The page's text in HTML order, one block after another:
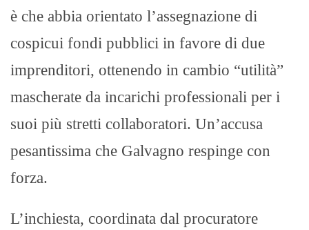
è che abbia orientato l’assegnazione di
cospicui fondi pubblici in favore di due
imprenditori, ottenendo in cambio “utilità”
mascherate da incarichi professionali per i
suoi più stretti collaboratori. Un’accusa
pesantissima che Galvagno respinge con
forza.
L’inchiesta, coordinata dal procuratore